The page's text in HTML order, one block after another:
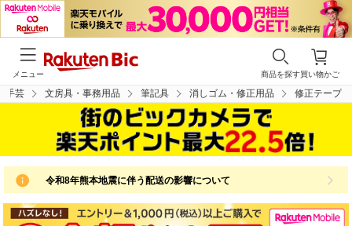
買い物かご
商品を探す
メニュー
手芸 文房具・事務用品 筆記具 消しゴム・修正用品 修正テープ
令和8年熊本地震に伴う配送の影響について